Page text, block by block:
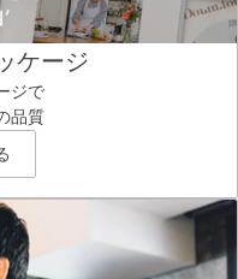
ケージ
ジで
品質